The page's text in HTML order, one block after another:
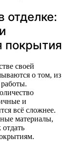
отделке:
покрытия
своей
о том, из
и
всё сложнее.
материалы,